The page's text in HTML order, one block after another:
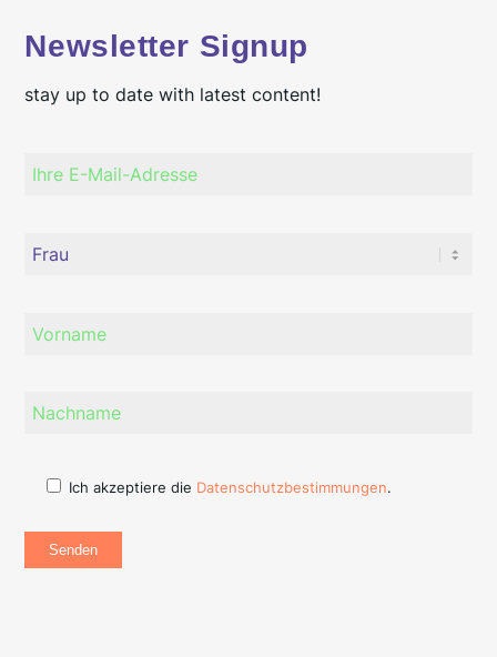
Newsletter Signup
stay up to date with latest content!
Ich akzeptiere die Datenschutzbestimmungen.